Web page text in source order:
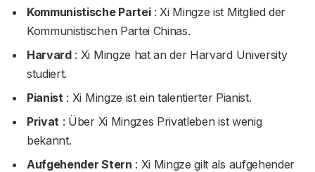
Kommunistische Partei: Xi Mingze ist Mitglied der
Kommunistischen Partei Chinas.
Harvard: Xi Mingze hat an der Harvard University
studiert.
Pianist : Xi Mingze ist ein talentierter Pianist.
Privat : Über Xi Mingzes Privatleben ist wenig
bekannt.
Aufgehender Stern : Xi Mingze gilt als aufgehender